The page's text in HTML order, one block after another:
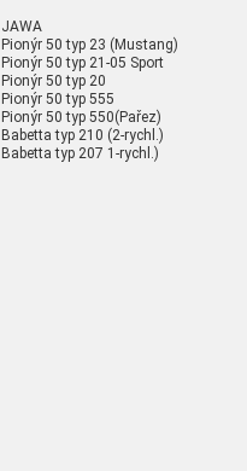
JAWA
Pionýr 50 typ 23 (Mustang)
Pionýr 50 typ 21-05 Sport
Pionýr 50 typ 20
Pionýr 50 typ 555
Pionýr 50 typ 550(Pařez)
Babetta typ 210 (2-rychl.)
Babetta typ 207 1-rychl.)